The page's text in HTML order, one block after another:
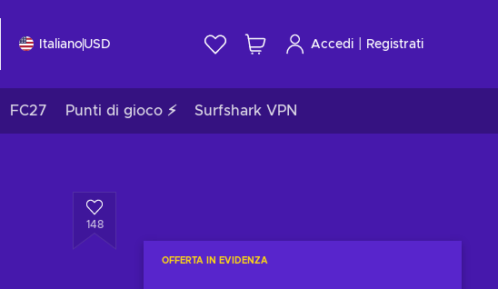
ItalianoUSD Accedi Registrati
FC27 Punti di gioco ⚡ Surfshark VPN
148
OFFERTA IN EVIDENZA